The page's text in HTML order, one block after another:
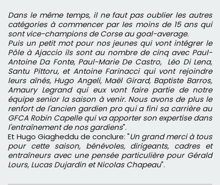
Dans le même temps, il ne faut pas oublier les autres
catégories à commencer par les moins de 15 ans qui
sont vice-champions de Corse au goal-average.
Puis un petit mot pour nos jeunes qui vont intégrer le
Pôle à Ajaccio ils sont au nombre de cinq avec Paul-
Antoine Da Fonte, Paul-Marie De Castro, Léo Di Lena,
Santu Pittoru, et Antoine Farinacci qui vont rejoindre
leurs aînés, Hugo Angeli, Maël Girard, Baptiste Barros,
Amaury Legrand qui eux vont faire partie de notre
équipe senior la saison à venir. Nous avons de plus le
renfort de l'ancien gardien pro qui a fini sa carrière au
GFCA Robin Capelle qui va apporter son expertise dans
l'entraînement de nos gardiens".
Et Hugo Giagheddu de conclure: "Un grand merci à tous
pour cette saison, bénévoles, dirigeants, cadres et
entraîneurs avec une pensée particulière pour Gérald
Lours, Lucas Dujardin et Nicolas Chapeau".